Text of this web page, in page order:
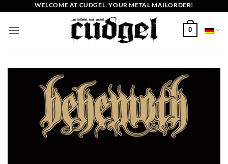
Inhalt
springen
WELCOME AT CUDGEL, YOUR METAL MAILORDER!
0